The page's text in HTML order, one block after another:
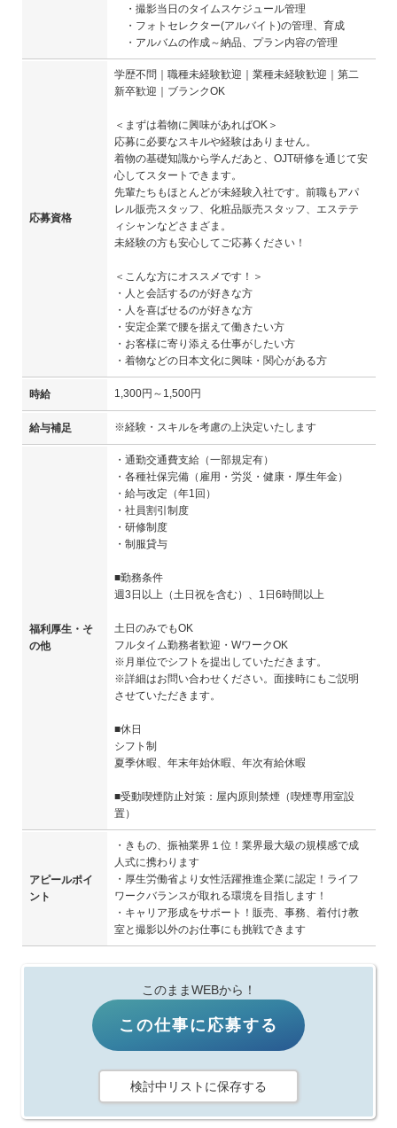
・撮影当日のタイムスケジュール管理
・フォトセレクター(アルバイト)の管理、育成
・アルバムの作成～納品、プラン内容の管理
応募資格
学歴不問｜職種未経験歓迎｜業種未経験歓迎｜第二
新卒歓迎｜ブランクOK
＜まずは着物に興味があればOK＞
応募に必要なスキルや経験はありません。
着物の基礎知識から学んだあと、OJT研修を通じて安
心してスタートできます。
先輩たちもほとんどが未経験入社です。前職もアパ
レル販売スタッフ、化粧品販売スタッフ、エステテ
ィシャンなどさまざま。
未経験の方も安心してご応募ください！
＜こんな方にオススメです！＞
・人と会話するのが好きな方
・人を喜ばせるのが好きな方
・安定企業で腰を据えて働きたい方
・お客様に寄り添える仕事がしたい方
・着物などの日本文化に興味・関心がある方
時給 1,300円～1,500円
給与補足 ※経験・スキルを考慮の上決定いたします
福利厚生・そ
の他
・通勤交通費支給（一部規定有）
・各種社保完備（雇用・労災・健康・厚生年金）
・給与改定（年1回）
・社員割引制度
・研修制度
・制服貸与
■勤務条件
週3日以上（土日祝を含む）、1日6時間以上
土日のみでもOK
フルタイム勤務者歓迎・WワークOK
※月単位でシフトを提出していただきます。
※詳細はお問い合わせください。面接時にもご説明
させていただきます。
■休日
シフト制
夏季休暇、年末年始休暇、年次有給休暇
■受動喫煙防止対策：屋内原則禁煙（喫煙専用室設
置）
アピールポイ
ント
・きもの、振袖業界１位！業界最大級の規模感で成
人式に携わります
・厚生労働省より女性活躍推進企業に認定！ライフ
ワークバランスが取れる環境を目指します！
・キャリア形成をサポート！販売、事務、着付け教
室と撮影以外のお仕事にも挑戦できます
このままWEBから！
この仕事に応募する
検討中リストに保存する